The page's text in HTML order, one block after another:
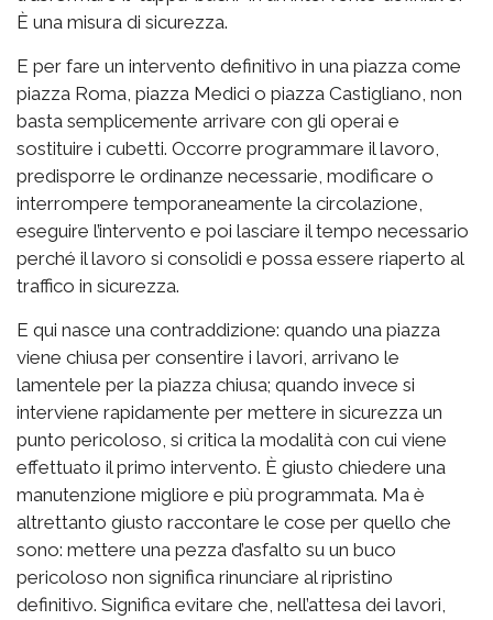
È una misura di sicurezza.
E per fare un intervento definitivo in una piazza come
piazza Roma, piazza Medici o piazza Castigliano, non
basta semplicemente arrivare con gli operai e
sostituire i cubetti. Occorre programmare il lavoro,
predisporre le ordinanze necessarie, modificare o
interrompere temporaneamente la circolazione,
eseguire l’intervento e poi lasciare il tempo necessario
perché il lavoro si consolidi e possa essere riaperto al
traffico in sicurezza.
E qui nasce una contraddizione: quando una piazza
viene chiusa per consentire i lavori, arrivano le
lamentele per la piazza chiusa; quando invece si
interviene rapidamente per mettere in sicurezza un
punto pericoloso, si critica la modalità con cui viene
effettuato il primo intervento. È giusto chiedere una
manutenzione migliore e più programmata. Ma è
altrettanto giusto raccontare le cose per quello che
sono: mettere una pezza d’asfalto su un buco
pericoloso non significa rinunciare al ripristino
definitivo. Significa evitare che, nell’attesa dei lavori,